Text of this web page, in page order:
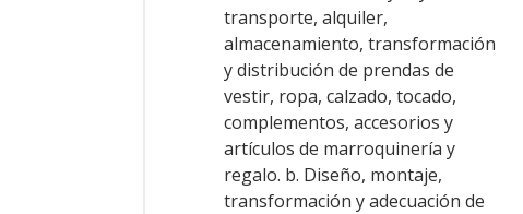
transporte, alquiler,
almacenamiento, transformación
y distribución de prendas de
vestir, ropa, calzado, tocado,
complementos, accesorios y
artículos de marroquinería y
regalo. b. Diseño, montaje,
transformación y adecuación de